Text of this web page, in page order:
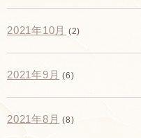
2021年10月 (2)
2021年9月 (6)
2021年8月 (8)